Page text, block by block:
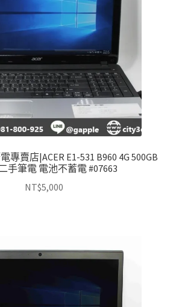
專賣店|ACER E1-531 B960 4G 500GB
手筆電 電池不蓄電 #07663
NT$5,000